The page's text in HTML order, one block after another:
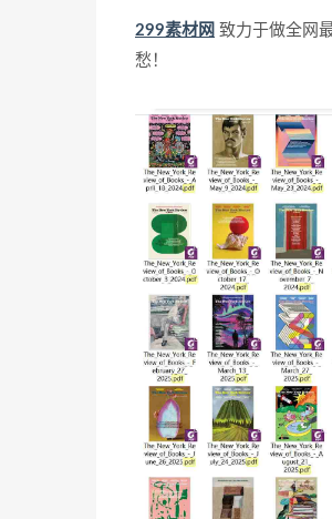
299素材网 致力于做全网
愁！